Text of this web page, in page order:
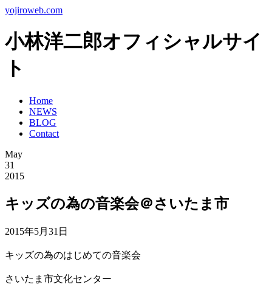
yojiroweb.com
小林洋二郎オフィシャルサイ
ト
Home
NEWS
BLOG
Contact
May
31
2015
キッズの為の音楽会＠さいたま市
2015年5月31日
キッズの為のはじめての音楽会
さいたま市文化センター